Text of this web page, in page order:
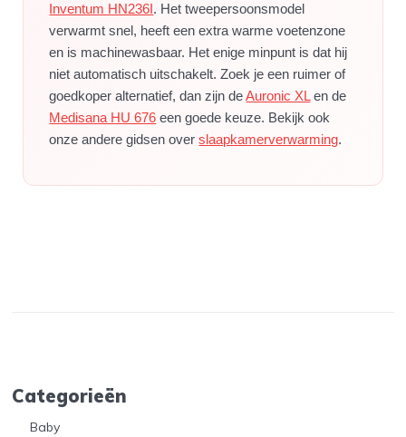
Inventum HN236I. Het tweepersoonsmodel
verwarmt snel, heeft een extra warme voetenzone
en is machinewasbaar. Het enige minpunt is dat hij
niet automatisch uitschakelt. Zoek je een ruimer of
goedkoper alternatief, dan zijn deAuronic XLen de
Medisana HU 676 een goede keuze. Bekijk ook
onze andere gidsen overslaapkamerverwarming.
Categorieën
Baby